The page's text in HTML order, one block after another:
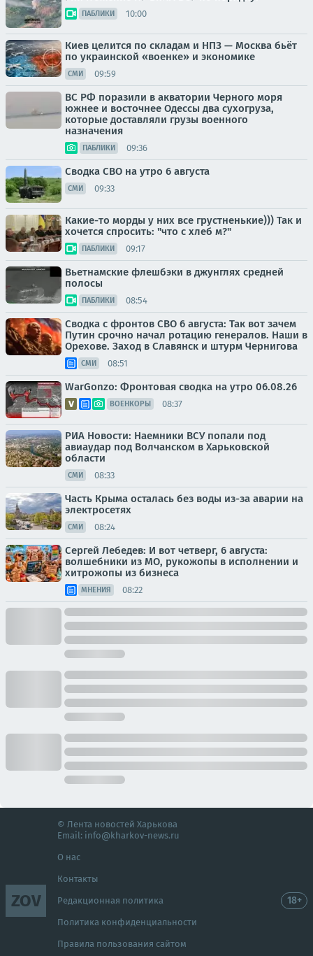
ПАБЛИКИ 10:00
Киев целится по складам и НПЗ — Москва бьёт
по украинской «военке» и экономике
СМИ 09:59
ВС РФ поразили в акватории Черного моря
южнее и восточнее Одессы два сухогруза,
которые доставляли грузы военного
назначения
ПАБЛИКИ 09:36
Сводка СВО на утро 6 августа
СМИ 09:33
Какие-то морды у них все грустненькие))) Так и
хочется спросить: "что с хлеб м?"
ПАБЛИКИ 09:17
Вьетнамские флешбэки в джунглях средней
полосы
ПАБЛИКИ 08:54
Сводка с фронтов СВО 6 августа: Так вот зачем
Путин срочно начал ротацию генералов. Наши в
Орехове. Заход в Славянск и штурм Чернигова
СМИ 08:51
WarGonzo: Фронтовая сводка на утро 06.08.26
ВОЕНКОРЫ 08:37
РИА Новости: Наемники ВСУ попали под
авиаудар под Волчанском в Харьковской
области
СМИ 08:33
Часть Крыма осталась без воды из-за аварии на
электросетях
СМИ 08:24
Сергей Лебедев: И вот четверг, 6 августа:
волшебники из МО, рукожопы в исполнении и
хитрожопы из бизнеса
МНЕНИЯ 08:22
ZOV
© Лента новостей Харькова
Email: info@kharkov-news.ru
О нас
Контакты
Редакционная политика
Политика конфиденциальности
Правила пользования сайтом
18+